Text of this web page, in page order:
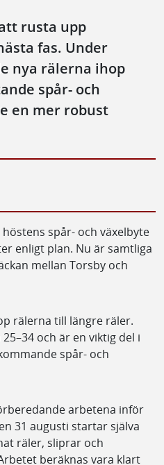
rusta upp
fas. Under
nya rälerna ihop
spår- och
en mer robust
spår- och växelbyte
enligt plan. Nu är samtliga
mellan Torsby och
rälerna till längre räler.
och är en viktig del i
spår- och
arbetena inför
31 augusti startar själva
räler, sliprar och
beräknas vara klart